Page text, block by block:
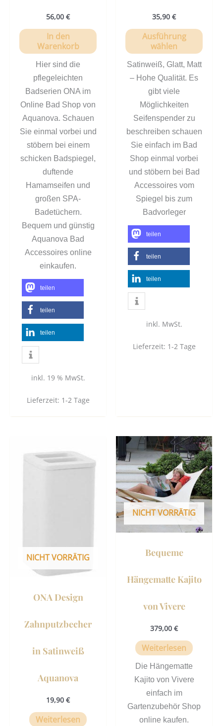
56,00 €
In den
Warenkorb
Hier sind die
pflegeleichten
Badserien ONA im
Online Bad Shop von
Aquanova. Schauen
Sie einmal vorbei und
stöbern bei einem
schicken Badspiegel,
duftende
Hamamseifen und
großen SPA-
Badetüchern.
Bequem und günstig
Aquanova Bad
Accessoires online
einkaufen.
teilen
teilen
teilen
inkl. 19 % MwSt.
Lieferzeit: 1-2 Tage
35,90 €
Ausführung
wählen
Satinweiß, Glatt, Matt
– Hohe Qualität. Es
gibt viele
Möglichkeiten
Seifenspender zu
beschreiben schauen
Sie einfach im Bad
Shop einmal vorbei
und stöbern bei Bad
Accessoires vom
Spiegel bis zum
Badvorleger
teilen
teilen
teilen
inkl. MwSt.
Lieferzeit: 1-2 Tage
NICHT VORRÄTIG
ONA Design
Zahnputzbecher
in Satinweiß
Aquanova
19,90 €
Weiterlesen
NICHT VORRÄTIG
Bequeme
Hängematte Kajito
von Vivere
379,00 €
Weiterlesen
Die Hängematte
Kajito von Vivere
einfach im
Gartenzubehör Shop
online kaufen.